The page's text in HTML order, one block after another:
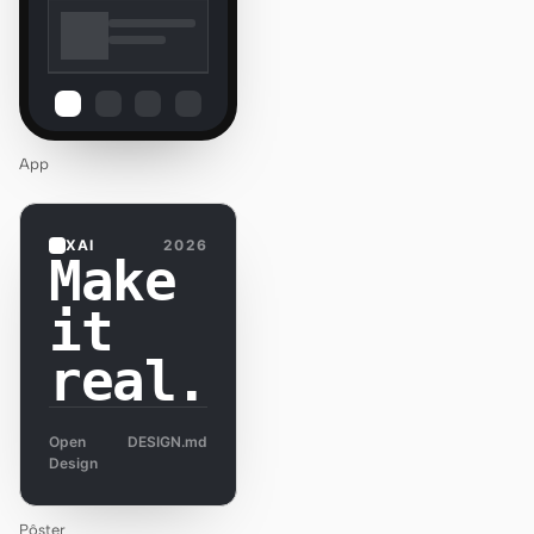
App
XAI 2026
Make
it
real.
Open
Design
DESIGN.md
Pôster